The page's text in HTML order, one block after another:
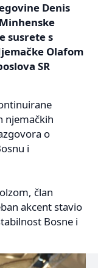
Denis
susrete s
Olafom
SR
njemačkih
o
i
član
akcent stavio
Bosne i